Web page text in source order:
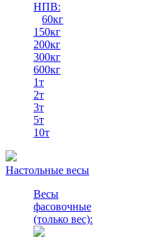
НПВ:
60кг
150кг
200кг
300кг
600кг
1т
2т
3т
5т
10т
Настольные весы
Весы
фасовочные
(только вес):